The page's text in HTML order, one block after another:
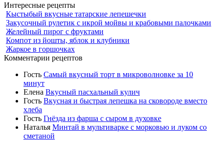
Интересные рецепты
Кыстыбый вкусные татарские лепешечки
Закусочный рулетик с икрой мойвы и крабовыми палочками
Желейный пирог с фруктами
Компот из йошты, яблок и клубники
Жаркое в горшочках
Комментарии рецептов
Гость Самый вкусный торт в микроволновке за 10
минут
Елена Вкусный пасхальный кулич
Гость Вкусная и быстрая лепешка на сковороде вместо
хлеба
Гость Гнёзда из фарша с сыром в духовке
Наталья Минтай в мультиварке с морковью и луком со
сметаной